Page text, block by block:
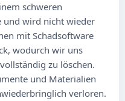
schweren
und wird nicht wieder
mit Schadsoftware
wodurch wir uns
zu löschen.
und Materialien
verloren.